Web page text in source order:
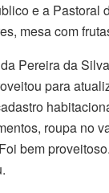
e a Pastoral
mesa com
Pereira da
para
roupa no
bem